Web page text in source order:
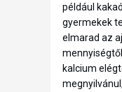
például
gyermekek
elmarad az
kalcium